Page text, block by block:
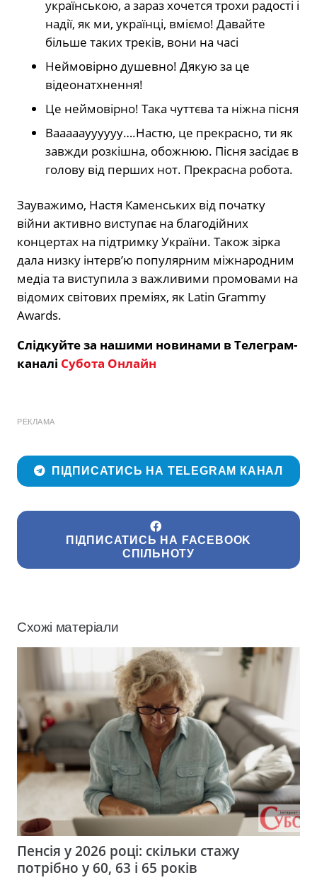
українською, а зараз хочется трохи радості і
надії, як ми, українці, вміємо! Давайте
більше таких треків, вони на часі
Неймовірно душевно! Дякую за це
відеонатхнення!
Це неймовірно! Така чуттєва та ніжна пісня
Вааааауууууу….Настю, це прекрасно, ти як
завжди розкішна, обожнюю. Пісня засідає в
голову від перших нот. Прекрасна робота.
Зауважимо, Настя Каменських від початку
війни активно виступає на благодійних
концертах на підтримку України. Також зірка
дала низку інтерв’ю популярним міжнародним
медіа та виступила з важливими промовами на
відомих світових преміях, як Latin Grammy
Awards.
Слідкуйте за нашими новинами в Телеграм-
каналі Субота Онлайн
РЕКЛАМА
ПІДПИСАТИСЬ НА TELEGRAM КАНАЛ
ПІДПИСАТИСЬ НА FACEBOOK
СПІЛЬНОТУ
Схожі матеріали
Пенсія у 2026 році: скільки стажу
потрібно у 60, 63 і 65 років